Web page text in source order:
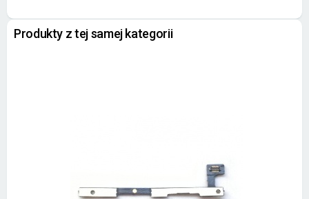
Produkty z tej samej kategorii